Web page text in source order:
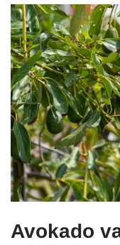
Avokado